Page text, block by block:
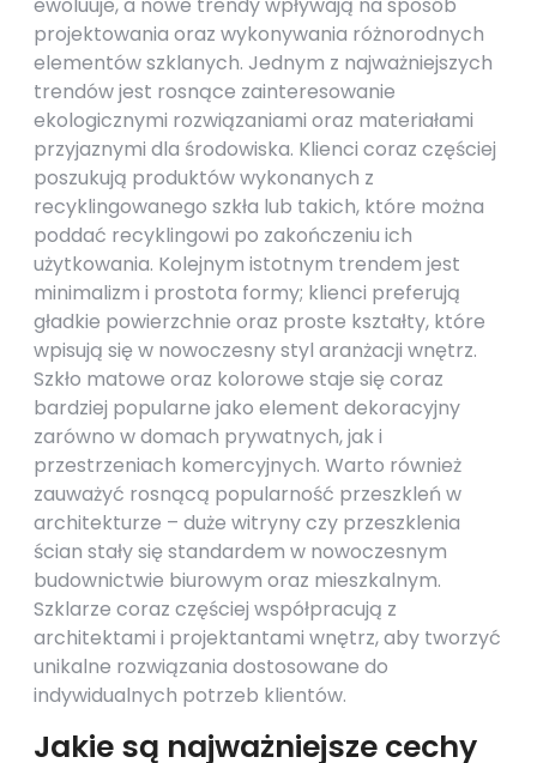
projektowania oraz wykonywania różnorodnych
elementów szklanych. Jednym z najważniejszych
trendów jest rosnące zainteresowanie
ekologicznymi rozwiązaniami oraz materiałami
przyjaznymi dla środowiska. Klienci coraz częściej
poszukują produktów wykonanych z
recyklingowanego szkła lub takich, które można
poddać recyklingowi po zakończeniu ich
użytkowania. Kolejnym istotnym trendem jest
minimalizm i prostota formy; klienci preferują
gładkie powierzchnie oraz proste kształty, które
wpisują się w nowoczesny styl aranżacji wnętrz.
Szkło matowe oraz kolorowe staje się coraz
bardziej popularne jako element dekoracyjny
zarówno w domach prywatnych, jak i
przestrzeniach komercyjnych. Warto również
zauważyć rosnącą popularność przeszkleń w
architekturze – duże witryny czy przeszklenia
ścian stały się standardem w nowoczesnym
budownictwie biurowym oraz mieszkalnym.
Szklarze coraz częściej współpracują z
architektami i projektantami wnętrz, aby tworzyć
unikalne rozwiązania dostosowane do
indywidualnych potrzeb klientów.
Jakie są najważniejsze cechy